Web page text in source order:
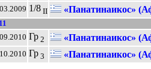
1/8 II «Панатинаикос»
Гр 2
«Панатинаикос»
Гр 3 «Панатинаикос»